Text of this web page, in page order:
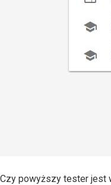
Czy powyższy tester jest